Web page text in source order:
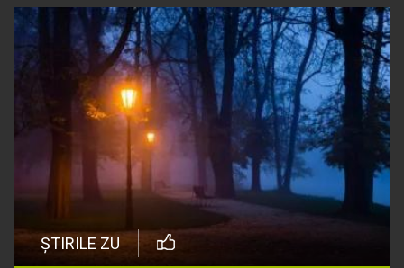
ȘTIRILE ZU